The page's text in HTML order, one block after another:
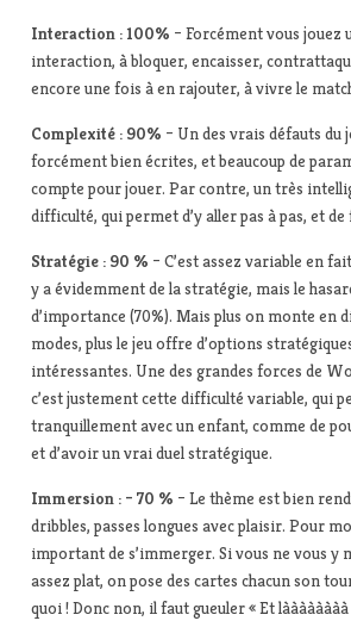
Interaction : 100% – Forcément vous jouez
interaction, à bloquer, encaisser,
encore une fois à en rajouter, à vivre le
Complexité : 90% – Un des vrais défauts du
forcément bien écrites, et beaucoup de
compte pour jouer. Par contre, un très
difficulté, qui permet d’y aller pas à pas, et
Stratégie : 90 % – C’est assez variable en
y a évidemment de la stratégie, mais le
d’importance (70%). Mais plus on monte en
modes, plus le jeu offre d’options
intéressantes. Une des grandes forces de
c’est justement cette difficulté variable, qui
tranquillement avec un enfant, comme de
et d’avoir un vrai duel stratégique.
Immersion : – 70 % – Le thème est bien
dribbles, passes longues avec plaisir. Pour
important de s’immerger. Si vous ne vous y
assez plat, on pose des cartes chacun son
quoi ! Donc non, il faut gueuler « Et